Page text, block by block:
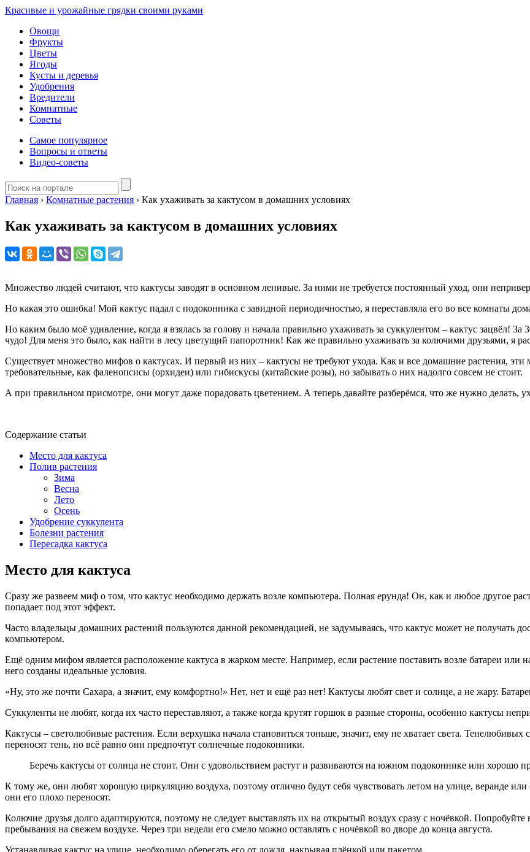
Красивые и урожайные грядки своими руками
Овощи
Фрукты
Цветы
Ягоды
Кусты и деревья
Удобрения
Вредители
Комнатные
Советы
Самое популярное
Вопросы и ответы
Видео-советы
Главная › Комнатные растения › Как ухаживать за кактусом в домашних условиях
Как ухаживать за кактусом в домашних условиях
Множество людей считают, что кактусы заводят в основном ленивые. За ними не требуется постоянный уход, они
Но какая это ошибка! Мой кактус падал с подоконника с завидной периодичностью, я переставляла его во все комнаты
Но каким было моё удивление, когда я взялась за голову и начала правильно ухаживать за суккулентом – кактус зацвёл!
чудо! Для меня это было, как найти в лесу цветущий папоротник! Как же правильно ухаживать за колючими друзьями, я
Существует множество мифов о кактусах. И первый из них – кактусы не требуют ухода. Как и все домашние растения,
требовательные, как фаленопсисы (орхидеи) или гибискусы (китайские розы), но забывать о них надолго совсем не стоит.
А при правильном присмотре, они могут даже порадовать цветением. А теперь давайте разберёмся, что же нужно делать,
Содержание статьи
Место для кактуса
Полив растения
Зима
Весна
Лето
Осень
Удобрение суккулента
Болезни растения
Пересадка кактуса
Место для кактуса
Сразу же развеем миф о том, что кактус необходимо держать возле компьютера. Полная ерунда! Он, как и любое другое
попадает под этот эффект.
Часто владельцы домашних растений пользуются данной рекомендацией, не задумываясь, что кактус может не получать
компьютером.
Ещё одним мифом является расположение кактуса в жарком месте. Например, если растение поставить возле батареи или
него созданы идеальные условия.
«Ну, это же почти Сахара, а значит, ему комфортно!» Нет, нет и ещё раз нет! Кактусы любят свет и солнце, а не жару.
Суккуленты не любят, когда их часто переставляют, а также когда крутят горшок в разные стороны, особенно кактусы
Кактусы – светолюбивые растения. Если верхушка начала становиться тоньше, значит, ему не хватает света.
переносят тень, но всё равно они предпочтут солнечные подоконники.
Беречь кактусы от солнца не стоит. Они с удовольствием растут и развиваются на южном подоконнике или хорошо
К тому же, они любят хорошую циркуляцию воздуха, поэтому отлично будут себя чувствовать летом на улице, веранде или
они его плохо переносят.
Колючие друзья долго адаптируются, поэтому не следует выставлять их на открытый воздух сразу с ночёвкой.
пребывания на свежем воздухе. Через три недели его смело можно оставлять с ночёвкой во дворе до конца августа.
Устанавливая кактус на улице, необходимо оберегать его от дождя, накрывая плёнкой или пакетом.